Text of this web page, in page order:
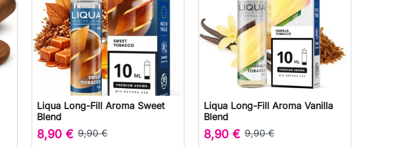
 Vorschau
Liqua Long-Fill Aroma Sweet
Blend
8,90 € 9,90 €
 Vorschau
Liqua Long-Fill Aroma Vanilla
Blend
8,90 € 9,90 €